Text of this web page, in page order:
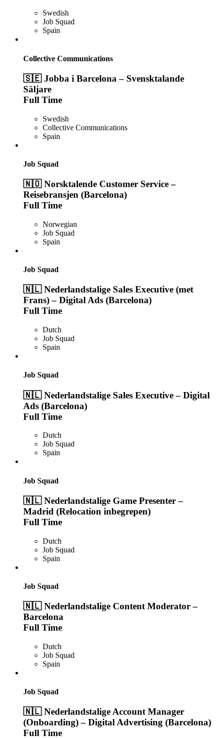
Swedish
Job Squad
Spain
Collective Communications
🇸🇪 Jobba i Barcelona – Svensktalande
Säljare
Full Time
Swedish
Collective Communications
Spain
Job Squad
🇳🇴 Norsktalende Customer Service –
Reisebransjen (Barcelona)
Full Time
Norwegian
Job Squad
Spain
Job Squad
🇳🇱 Nederlandstalige Sales Executive (met
Frans) – Digital Ads (Barcelona)
Full Time
Dutch
Job Squad
Spain
Job Squad
🇳🇱 Nederlandstalige Sales Executive – Digital
Ads (Barcelona)
Full Time
Dutch
Job Squad
Spain
Job Squad
🇳🇱 Nederlandstalige Game Presenter –
Madrid (Relocation inbegrepen)
Full Time
Dutch
Job Squad
Spain
Job Squad
🇳🇱 Nederlandstalige Content Moderator –
Barcelona
Full Time
Dutch
Job Squad
Spain
Job Squad
🇳🇱 Nederlandstalige Account Manager
(Onboarding) – Digital Advertising (Barcelona)
Full Time